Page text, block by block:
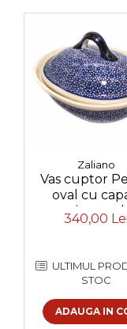
Zaliano
Vas cuptor
oval cu
ceramica
pictat manual,
340,00 Lei
ULTIMUL
STOC
ADAUGA IN